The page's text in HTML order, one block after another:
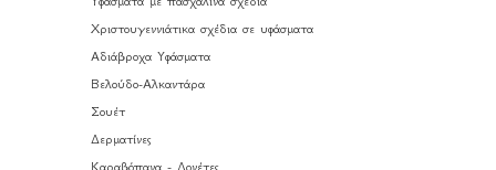
Χριστουγεννιάτικα σχέδια σε υφάσματα
Αδιάβροχα Υφάσματα
Βελούδο-Αλκαντάρα
Σουέτ
Δερματίνες
Καραβόπανα - Λονέτες